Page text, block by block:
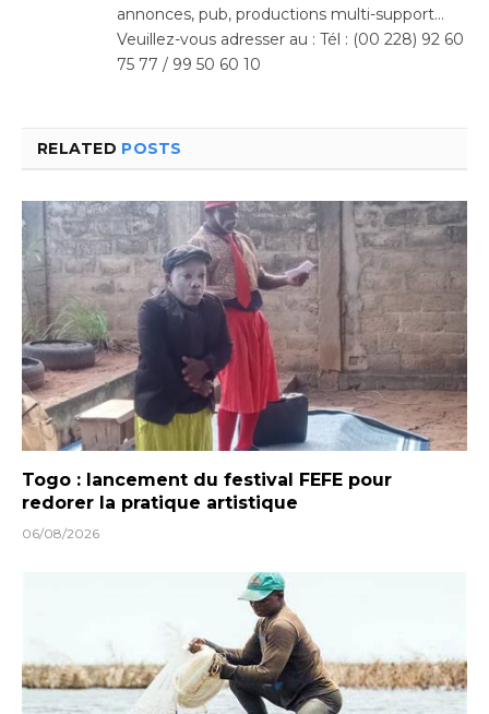
annonces, pub, productions multi-support…
Veuillez-vous adresser au : Tél : (00 228) 92 60
75 77 / 99 50 60 10
RELATED POSTS
Togo : lancement du festival FEFE pour
redorer la pratique artistique
06/08/2026